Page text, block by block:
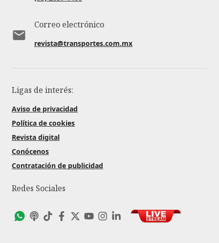
Correo electrónico
revista@transportes.com.mx
Ligas de interés:
Aviso de privacidad
Política de cookies
Revista digital
Conócenos
Contratación de publicidad
Redes Sociales